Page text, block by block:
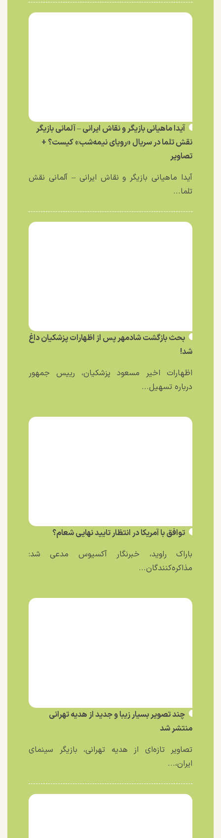
آیدا ماهیانی بازیگر و نقاش ایرانی – آلمانی بازیگر
نقش تلما در سریال «رویای نیمه‌شب» کیست؟ +
تصاویر
آیدا ماهیانی بازیگر و نقاش ایرانی – آلمانی نقش
تلما...
بحث بازگشت شادمهر پس از اظهارات پزشکیان داغ
شد!
اظهارات اخیر مسعود پزشکیان، رییس جمهور
درباره تسهیل...
توافق با آمریکا در انتظار تایید نهایی شعام؟
باراک راوید، خبرنگار آکسیوس مدعی شد:
مذاکره‌کنندگان...
چند تصویر بسیار زیبا و جدید از هدیه تهرانی
منتشر شد
تصاویر تازه‌ای از هدیه تهرانی، بازیگر سینمای
ایران،...